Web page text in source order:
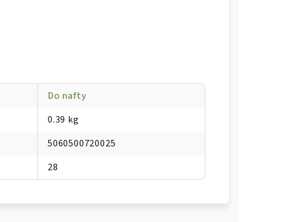
Do nafty
0.39 kg
5060500720025
28